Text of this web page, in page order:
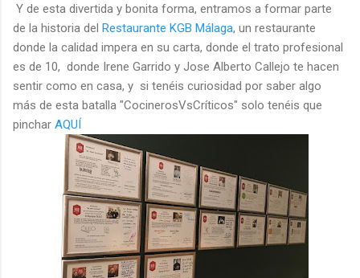
Y de esta divertida y bonita forma, entramos a formar parte
de la historia del Restaurante KGB Málaga, un restaurante
donde la calidad impera en su carta, donde el trato profesional
es de 10, donde Irene Garrido y Jose Alberto Callejo te hacen
sentir como en casa, y si tenéis curiosidad por saber algo
más de esta batalla "CocinerosVsCríticos" solo tenéis que
pinchar AQUÍ